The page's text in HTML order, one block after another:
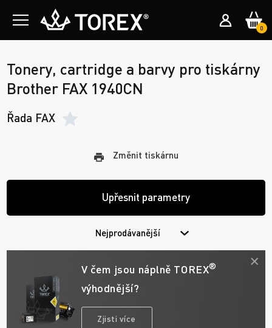
0
Tonery, cartridge a barvy pro tiskárny
Brother FAX 1940CN
Řada FAX
Změnit tiskárnu
Upřesnit parametry
Nejprodávanější
V čem jsou náplně TOREX®
výhodnější?
Zjisti více